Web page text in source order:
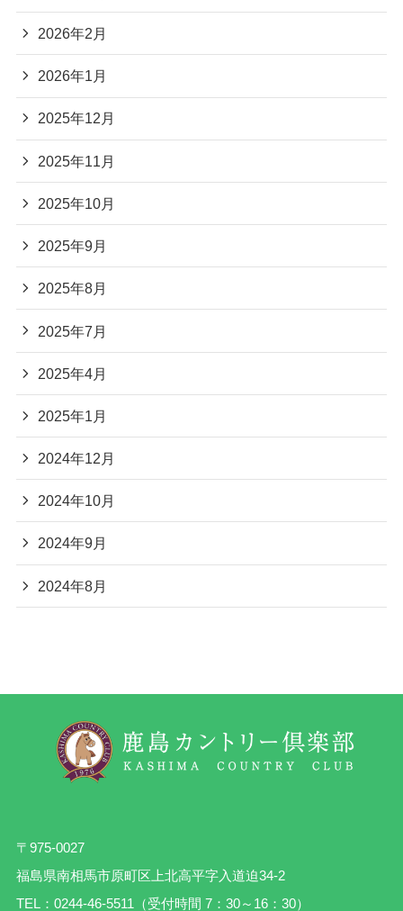
2026年2月
2026年1月
2025年12月
2025年11月
2025年10月
2025年9月
2025年8月
2025年7月
2025年4月
2025年1月
2024年12月
2024年10月
2024年9月
2024年8月
〒975-0027
福島県南相馬市原町区上北高平字入道迫34-2
TEL：0244-46-5511（受付時間 7：30～16：30）